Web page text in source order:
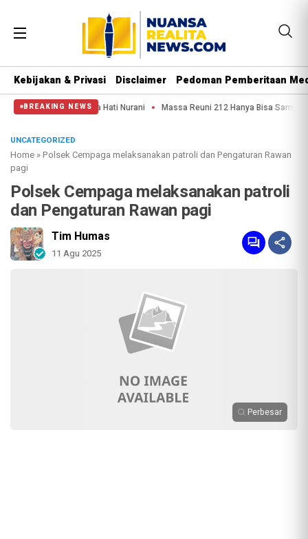
Kebijakan & Privasi Disclaimer Pedoman Pemberitaan
BREAKING NEWS
Punya Hati Nurani Massa Reuni 212 Hanya Bisa Sampai Thamrin,
UNCATEGORIZED
Home »Polsek Cempaga melaksanakan patroli dan Pengaturan Rawan
pagi
Polsek Cempaga melaksanakan patroli
dan Pengaturan Rawan pagi
Tim Humas
11 Agu 2025
Perbesar